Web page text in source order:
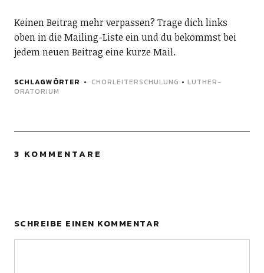
Keinen Beitrag mehr verpassen? Trage dich links
oben in die Mailing-Liste ein und du bekommst bei
jedem neuen Beitrag eine kurze Mail.
SCHLAGWÖRTER CHORLEITERSCHULUNG • LUTHER-
ORATORIUM
3 KOMMENTARE
SCHREIBE EINEN KOMMENTAR